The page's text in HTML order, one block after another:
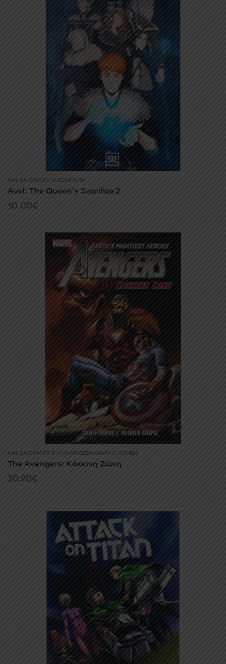
MANGA/COMICS ΑΝΕΞΆΡΤΗΤΑ
Avel: The Queen’s Sacrifice 2
10.00€
MANGA/COMICS ΕΛΛΗΝΌΓΛΩΣΣΑ GRAPHIC NOVELS
The Avengers: Κόκκινη Ζώνη
20.90€